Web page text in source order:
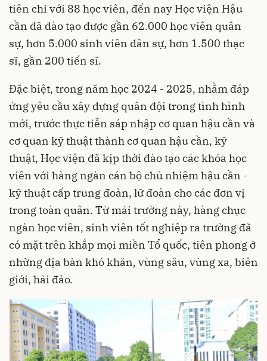
tiên chỉ với 88 học viên, đến nay Học viện Hậu
cần đã đào tạo được gần 62.000 học viên quân
sự, hơn 5.000 sinh viên dân sự, hơn 1.500 thạc
sĩ, gần 200 tiến sĩ.
Đặc biệt, trong năm học 2024 - 2025, nhằm đáp
ứng yêu cầu xây dựng quân đội trong tình hình
mới, trước thực tiễn sáp nhập cơ quan hậu cần và
cơ quan kỹ thuật thành cơ quan hậu cần, kỹ
thuật, Học viện đã kịp thời đào tạo các khóa học
viên với hàng ngàn cán bộ chủ nhiệm hậu cần -
kỹ thuật cấp trung đoàn, lữ đoàn cho các đơn vị
trong toàn quân. Từ mái trường này, hàng chục
ngàn học viên, sinh viên tốt nghiệp ra trường đã
có mặt trên khắp mọi miền Tổ quốc, tiên phong ở
những địa bàn khó khăn, vùng sâu, vùng xa, biên
giới, hải đảo.